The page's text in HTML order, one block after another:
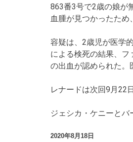
863番3号で2歳の娘が
血腫が見つかったた
容疑は、2歳児が医学
による検死の結果、
の出血が認められた。
レナードは次回9月22
ジェシカ・ケニーとバ
2020年8月18日